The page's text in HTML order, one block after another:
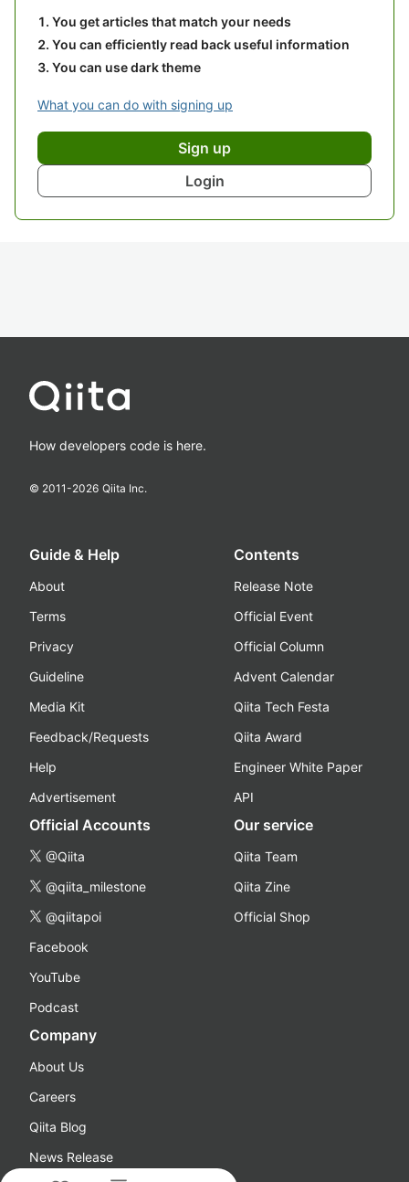
You get articles that match your needs
You can efficiently read back useful information
You can use dark theme
What you can do with signing up
Sign up
Login
How developers code is here.
© 2011-2026 Qiita Inc.
Guide & Help
About
Terms
Privacy
Guideline
Media Kit
Feedback/Requests
Help
Advertisement
Contents
Release Note
Official Event
Official Column
Advent Calendar
Qiita Tech Festa
Qiita Award
Engineer White Paper
API
Official Accounts
@Qiita
@qiita_milestone
@qiitapoi
Facebook
YouTube
Podcast
Our service
Qiita Team
Qiita Zine
Official Shop
Company
About Us
Careers
Qiita Blog
News Release